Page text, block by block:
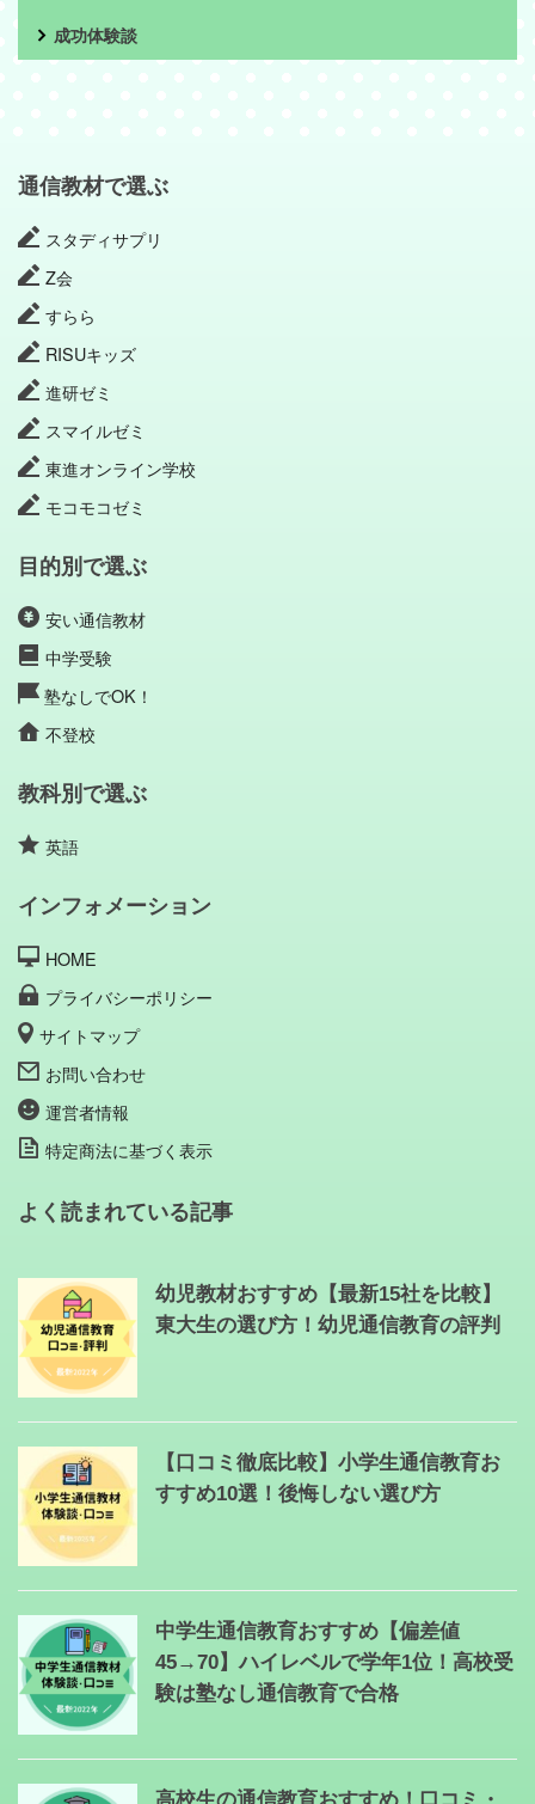
成功体験談
通信教材で選ぶ
スタディサプリ
Z会
すらら
RISUキッズ
進研ゼミ
スマイルゼミ
東進オンライン学校
モコモコゼミ
目的別で選ぶ
安い通信教材
中学受験
塾なしでOK！
不登校
教科別で選ぶ
英語
インフォメーション
HOME
プライバシーポリシー
サイトマップ
お問い合わせ
運営者情報
特定商法に基づく表示
よく読まれている記事
幼児教材おすすめ【最新15社を比較】
東大生の選び方！幼児通信教育の評判
【口コミ徹底比較】小学生通信教育お
すすめ10選！後悔しない選び方
中学生通信教育おすすめ【偏差値
45→70】ハイレベルで学年1位！高校受
験は塾なし通信教育で合格